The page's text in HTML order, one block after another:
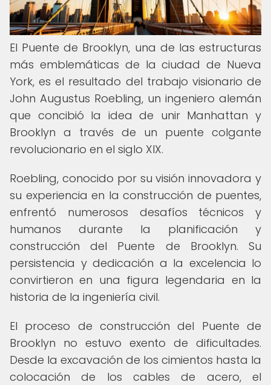
El Puente de Brooklyn, una de las estructuras
más emblemáticas de la ciudad de Nueva
York, es el resultado del trabajo visionario de
John Augustus Roebling, un ingeniero alemán
que concibió la idea de unir Manhattan y
Brooklyn a través de un puente colgante
revolucionario en el siglo XIX.
Roebling, conocido por su visión innovadora y
su experiencia en la construcción de puentes,
enfrentó numerosos desafíos técnicos y
humanos durante la planificación y
construcción del Puente de Brooklyn. Su
persistencia y dedicación a la excelencia lo
convirtieron en una figura legendaria en la
historia de la ingeniería civil.
El proceso de construcción del Puente de
Brooklyn no estuvo exento de dificultades.
Desde la excavación de los cimientos hasta la
colocación de los cables de acero, el